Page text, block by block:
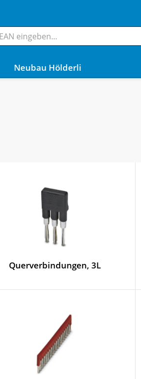
Neubau Hölderli
Querverbindungen, 3L